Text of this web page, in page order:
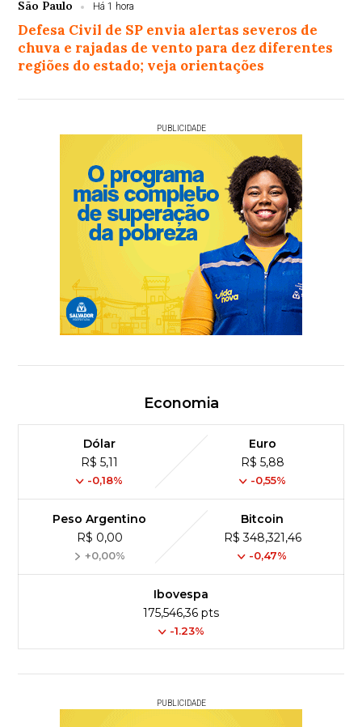
São Paulo Há 1 hora
Defesa Civil de SP envia alertas severos de
chuva e rajadas de vento para dez diferentes
regiões do estado; veja orientações
PUBLICIDADE
Economia
Dólar
R$ 5,11
-0,18%
Euro
R$ 5,88
-0,55%
Peso Argentino
R$ 0,00
+0,00%
Bitcoin
R$ 348,321,46
-0,47%
Ibovespa
175,546,36 pts
-1.23%
PUBLICIDADE